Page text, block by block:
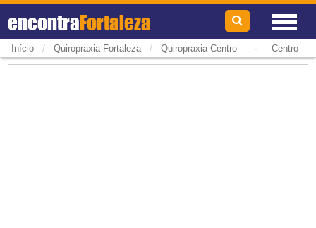
encontraFortaleza
Início / Quiropraxia Fortaleza / Quiropraxia Centro- Centro